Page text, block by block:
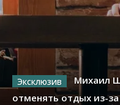
Михаил
отменять отдых из-